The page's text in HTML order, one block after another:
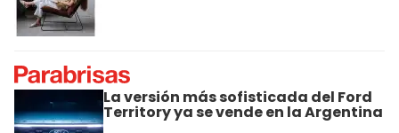
La versión más sofisticada del Ford
Territory ya se vende en la Argentina